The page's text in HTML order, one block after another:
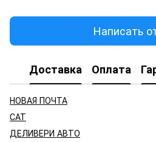
Написать
Доставка Оплата
НОВАЯ ПОЧТА
САТ
ДЕЛИВЕРИ АВТО